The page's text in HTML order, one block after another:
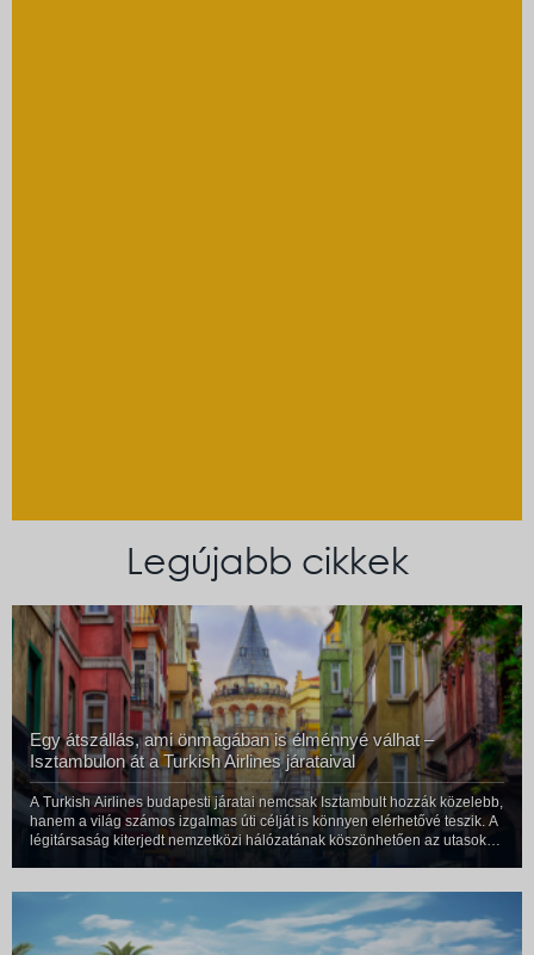
Legújabb cikkek
Egy átszállás, ami önmagában is élménnyé válhat –
Isztambulon át a Turkish Airlines járataival
A Turkish Airlines budapesti járatai nemcsak Isztambult hozzák közelebb,
hanem a világ számos izgalmas úti célját is könnyen elérhetővé teszik. A
légitársaság kiterjedt nemzetközi hálózatának köszönhetően az utasok